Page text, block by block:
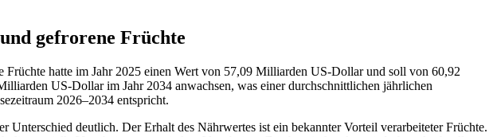
gefrorene Früchte
Früchte hatte im Jahr 2025 einen Wert von 57,09 Milliarden US-Dollar und soll von 60,92
US-Dollar im Jahr 2034 anwachsen, was einer durchschnittlichen jährlichen
2026–2034 entspricht.
Unterschied deutlich. Der Erhalt des Nährwertes ist ein bekannter Vorteil verarbeiteter Früchte.